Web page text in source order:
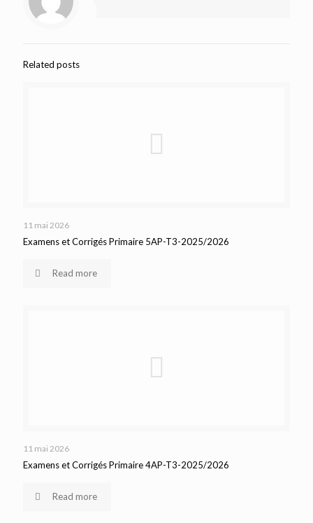
Related posts
11 mai 2026
Examens et Corrigés Primaire 5AP-T3-2025/2026
Read more
11 mai 2026
Examens et Corrigés Primaire 4AP-T3-2025/2026
Read more